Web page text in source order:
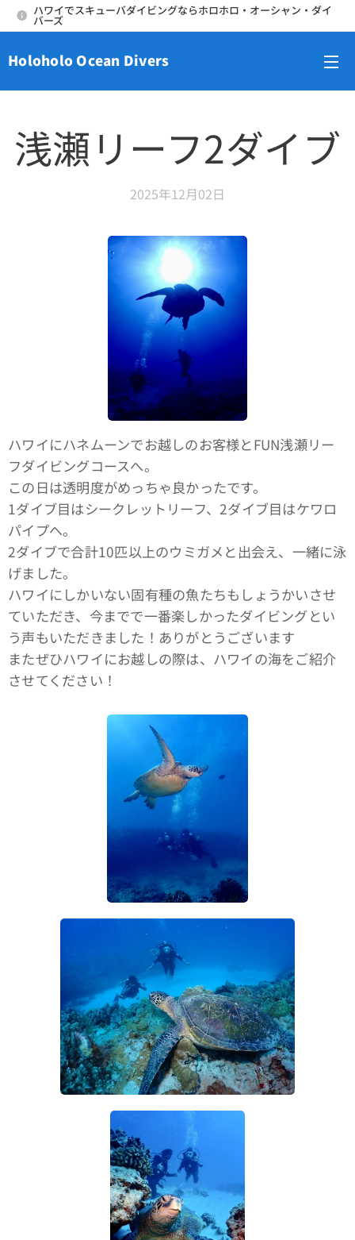
ハワイでスキューバダイビングならホロホロ・オーシャン・ダイ
バーズ
Holoholo Ocean Divers
浅瀬リーフ2ダイブ
2025年12月02日
ハワイにハネムーンでお越しのお客様とFUN浅瀬リー
フダイビングコースへ。
この日は透明度がめっちゃ良かったです。
1ダイブ目はシークレットリーフ、2ダイブ目はケワロ
パイプへ。
2ダイブで合計10匹以上のウミガメと出会え、一緒に泳
げました。
ハワイにしかいない固有種の魚たちもしょうかいさせ
ていただき、今までで一番楽しかったダイビングとい
う声もいただきました！ありがとうございます🙇‍♂️
またぜひハワイにお越しの際は、ハワイの海をご紹介
させてください！